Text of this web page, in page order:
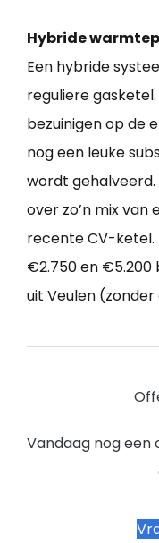
Hybride
Een hybride
reguliere
bezuinigen op de
nog een leuke
wordt
over zo’n mix
recente CV-ketel.
€2.750 en €5.200
uit Veulen
Vandaag nog